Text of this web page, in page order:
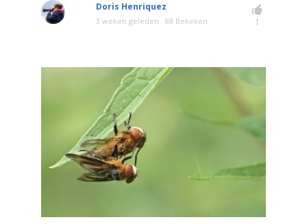
Doris Henriquez
3 weken geleden 88 Bekeken 1